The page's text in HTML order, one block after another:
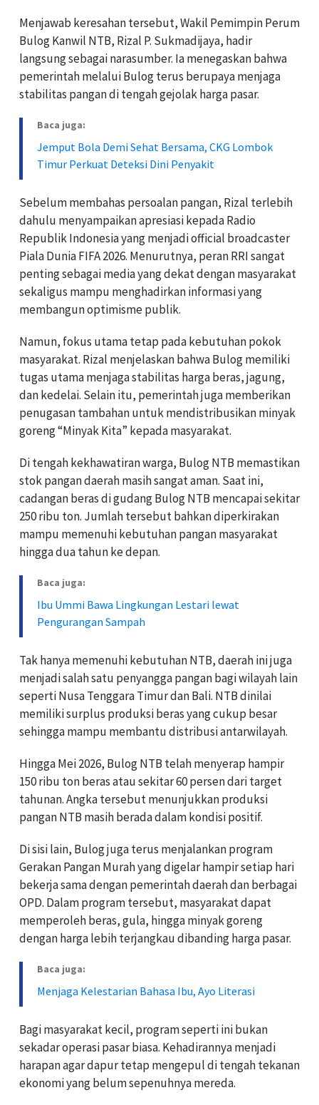
Menjawab keresahan tersebut, Wakil PemimpinPerum
BulogKanwil NTB, Rizal P. Sukmadijaya, hadir
langsung sebagai narasumber. Ia menegaskan bahwa
pemerintah melalui Bulog terus berupaya menjaga
stabilitas pangan di tengah gejolak harga pasar.
Baca juga:
Jemput Bola Demi Sehat Bersama, CKG Lombok
Timur Perkuat Deteksi Dini Penyakit
Sebelum membahas persoalan pangan, Rizal terlebih
dahulu menyampaikan apresiasi kepadaRadio
Republik Indonesiayang menjadi official broadcaster
Piala Dunia FIFA 2026. Menurutnya, peran RRI sangat
penting sebagai media yang dekat dengan masyarakat
sekaligus mampu menghadirkan informasi yang
membangun optimisme publik.
Namun, fokus utama tetap pada kebutuhan pokok
masyarakat. Rizal menjelaskan bahwa Bulog memiliki
tugas utama menjaga stabilitas harga beras, jagung,
dan kedelai. Selain itu, pemerintah juga memberikan
penugasan tambahan untuk mendistribusikan minyak
goreng “Minyak Kita” kepada masyarakat.
Di tengah kekhawatiran warga, Bulog NTB memastikan
stok pangan daerah masih sangat aman. Saat ini,
cadangan beras di gudang Bulog NTB mencapai sekitar
250 ribu ton. Jumlah tersebut bahkan diperkirakan
mampu memenuhi kebutuhan pangan masyarakat
hingga dua tahun ke depan.
Baca juga:
Ibu Ummi Bawa Lingkungan Lestari lewat
Pengurangan Sampah
Tak hanya memenuhi kebutuhan NTB, daerah ini juga
menjadi salah satu penyangga pangan bagi wilayah lain
sepertiNusa Tenggara TimurdanBali. NTB dinilai
memiliki surplus produksi beras yang cukup besar
sehingga mampu membantu distribusi antarwilayah.
Hingga Mei 2026, Bulog NTB telah menyerap hampir
150 ribu ton beras atau sekitar 60 persen dari target
tahunan. Angka tersebut menunjukkan produksi
pangan NTB masih berada dalam kondisi positif.
Di sisi lain, Bulog juga terus menjalankan program
Gerakan Pangan Murah yang digelar hampir setiap hari
bekerja sama dengan pemerintah daerah dan berbagai
OPD. Dalam program tersebut, masyarakat dapat
memperoleh beras, gula, hingga minyak goreng
dengan harga lebih terjangkau dibanding harga pasar.
Baca juga:
Menjaga Kelestarian Bahasa Ibu, Ayo Literasi
Bagi masyarakat kecil, program seperti ini bukan
sekadar operasi pasar biasa. Kehadirannya menjadi
harapan agar dapur tetap mengepul di tengah tekanan
ekonomi yang belum sepenuhnya mereda.